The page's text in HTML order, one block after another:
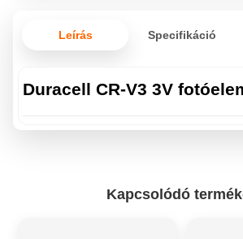
Leírás Specifikáció
Duracell CR-V3 3V
Kapcsolódó